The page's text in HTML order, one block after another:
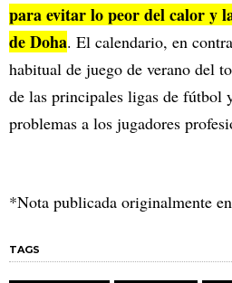
para evitar lo peor del calor y
de Doha. El calendario, en
habitual de juego de verano del
de las principales ligas de fútbol
problemas a los jugadores
*Nota publicada originalmente en
TAGS